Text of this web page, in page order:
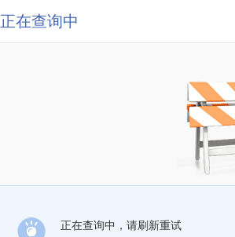
正在查询中
正在查询中，请刷新重试